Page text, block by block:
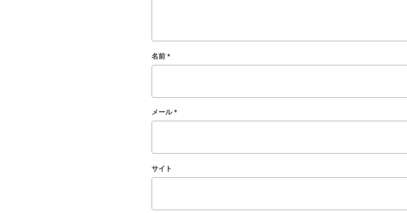
名前 *
メール*
サイト